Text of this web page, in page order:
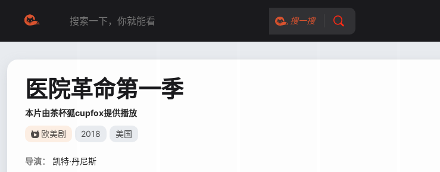
搜一搜
医院革命第一季
本片由茶杯狐cupfox提供播放
欧美剧 2018 美国
导演：
凯特·丹尼斯